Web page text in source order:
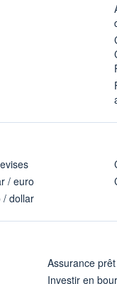
/ euro
/ dollar
Assurance
Investir en